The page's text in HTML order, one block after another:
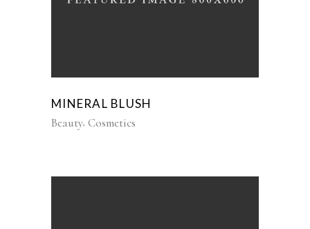
MINERAL BLUSH
Beauty Cosmetics